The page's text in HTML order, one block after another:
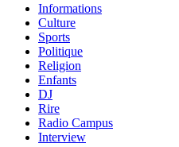
Informations
Culture
Sports
Politique
Religion
Enfants
DJ
Rire
Radio Campus
Interview